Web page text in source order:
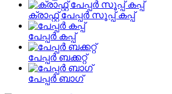
ക്രാഫ്റ്റ് പേപ്പർ സൂപ്പ് കപ്പ്
പേപ്പർ കപ്പ്
പേപ്പർ ബക്കറ്റ്
പേപ്പർ ബാഗ്